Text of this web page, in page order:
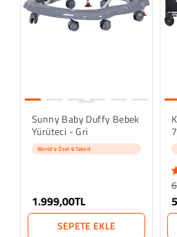
Sunny Baby Duffy Bebek
Yürüteci - Gri
World'e Özel 6 Taksit
1.999,00TL
SEPETE EKLE